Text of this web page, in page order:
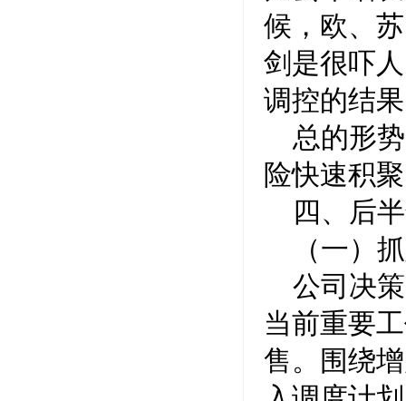
候，欧、
剑是很吓
调控的结
总的形
险快速积
四、后
（一）
公司决
当前重要
售。围绕